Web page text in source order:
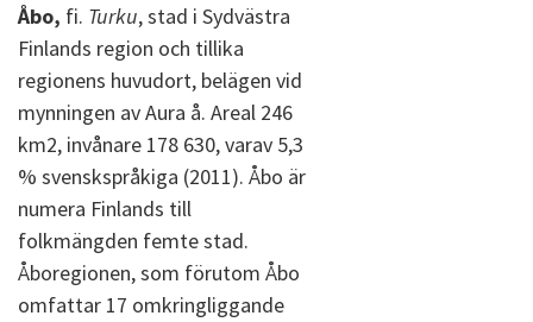
Åbo, fi. Turku, stad i Sydvästra
Finlands region och tillika
regionens huvudort, belägen vid
mynningen av Aura å. Areal 246
km2, invånare 178 630, varav 5,3
% svenskspråkiga (2011). Åbo är
numera Finlands till
folkmängden femte stad.
Åboregionen, som förutom Åbo
omfattar 17 omkringliggande